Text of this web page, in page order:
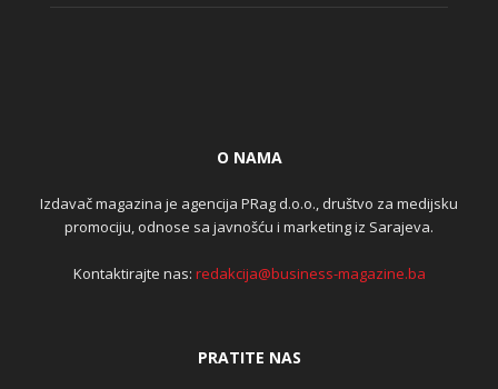
O NAMA
Izdavač magazina je agencija PRag d.o.o., društvo za medijsku
promociju, odnose sa javnošću i marketing iz Sarajeva.
Kontaktirajte nas: redakcija@business-magazine.ba
PRATITE NAS